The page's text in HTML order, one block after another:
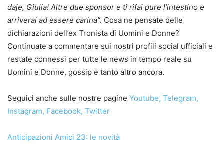
daje, Giulia! Altre due sponsor e ti rifai pure l’intestino e
arriverai ad essere carina”. Cosa ne pensate delle
dichiarazioni dell’ex Tronista di Uomini e Donne?
Continuate a commentare sui nostri profili social ufficiali e
restate connessi per tutte le news in tempo reale su
Uomini e Donne, gossip e tanto altro ancora.
Seguici anche sulle nostre pagine Youtube, Telegram,
Instagram, Facebook, Twitter
Anticipazioni Amici 23: le novità